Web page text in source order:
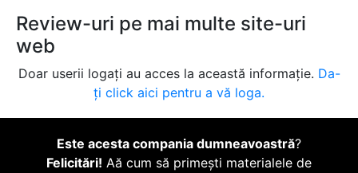
Review-uri pe mai multe site-uri
web
Doar userii logați au acces la această informație. Da-
ți click aici pentru a vă loga.
Este acesta compania dumneavoastră?
Felicitări! Aă cum să primești materialele de